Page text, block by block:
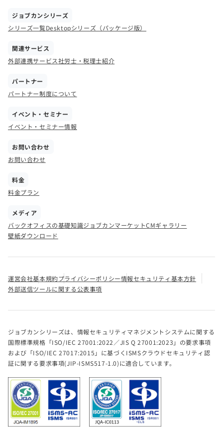
ジョブカンシリーズ
シリーズ一覧Desktopシリーズ（パッケージ版）
関連サービス
外部連携サービス社労士・税理士紹介
パートナー
パートナー制度について
イベント・セミナー
イベント・セミナー情報
お問い合わせ
お問い合わせ
料金
料金プラン
メディア
バックオフィスの基礎知識ジョブカンマーケットCMギャラリー
壁紙ダウンロード
運営会社基本規約プライバシーポリシー情報セキュリティ基本方針
外部送信ツールに関する公表事項
ジョブカンシリーズは、情報セキュリティマネジメントシステムに関する
国際標準規格「ISO/IEC 27001:2022／JIS Q 27001:2023」の要求事項
および「ISO/IEC 27017:2015」に基づくISMSクラウドセキュリティ認
証に関する要求事項(JIP-ISMS517-1.0)に適合しています。